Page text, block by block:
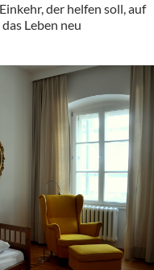
der helfen soll, auf
Leben neu